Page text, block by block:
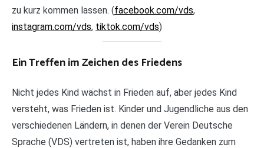
zu kurz kommen lassen. (facebook.com/vds,
instagram.com/vds, tiktok.com/vds)
Ein Treffen im Zeichen des Friedens
Nicht jedes Kind wächst in Frieden auf, aber jedes Kind
versteht, was Frieden ist. Kinder und Jugendliche aus den
verschiedenen Ländern, in denen der Verein Deutsche
Sprache (VDS) vertreten ist, haben ihre Gedanken zum